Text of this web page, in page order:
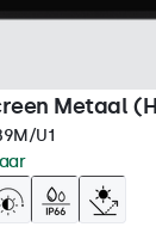
Metaal
U1